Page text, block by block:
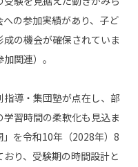
の参加実績があり、子ど
の機会が確保されていま
関連）。
導・集団塾が点在し、部
習時間の柔軟化も見込ま
を令和10年（2028年）8
り、受験期の時間設計と